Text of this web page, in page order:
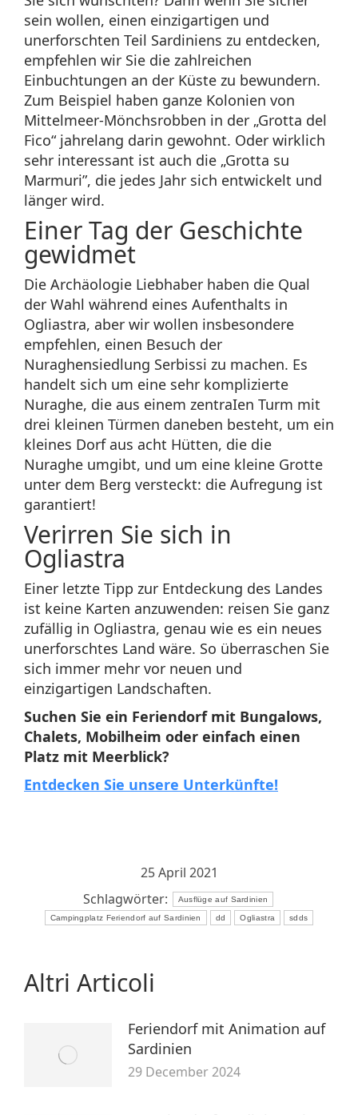
sein wollen, einen einzigartigen und
unerforschten Teil Sardiniens zu entdecken,
empfehlen wir Sie die zahlreichen
Einbuchtungen an der Küste zu bewundern.
Zum Beispiel haben ganze Kolonien von
Mittelmeer-Mönchsrobben in der „Grotta del
Fico“ jahrelang darin gewohnt. Oder wirklich
sehr interessant ist auch die „Grotta su
Marmuri”, die jedes Jahr sich entwickelt und
länger wird.
Einer Tag der Geschichte
gewidmet
Die Archäologie Liebhaber haben die Qual
der Wahl während eines Aufenthalts in
Ogliastra, aber wir wollen insbesondere
empfehlen, einen Besuch der
Nuraghensiedlung Serbissi zu machen. Es
handelt sich um eine sehr komplizierte
Nuraghe, die aus einem zentraIen Turm mit
drei kleinen Türmen daneben besteht, um ein
kleines Dorf aus acht Hütten, die die
Nuraghe umgibt, und um eine kleine Grotte
unter dem Berg versteckt: die Aufregung ist
garantiert!
Verirren Sie sich in
Ogliastra
Einer letzte Tipp zur Entdeckung des Landes
ist keine Karten anzuwenden: reisen Sie ganz
zufällig in Ogliastra, genau wie es ein neues
unerforschtes Land wäre. So überraschen Sie
sich immer mehr vor neuen und
einzigartigen Landschaften.
Suchen Sie ein Feriendorf mit Bungalows,
Chalets, Mobilheim oder einfach einen
Platz mit Meerblick?
Entdecken Sie unsere Unterkünfte!
25 April 2021
Schlagwörter:
Ausflüge auf Sardinien
Campingplatz Feriendorf auf Sardinien dd Ogliastra sdds
Altri Articoli
Feriendorf mit Animation auf
Sardinien
29 December 2024